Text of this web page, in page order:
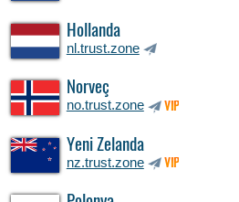
Hollanda
nl.trust.zone
Norveç
no.trust.zone VIP
Yeni Zelanda
nz.trust.zone VIP